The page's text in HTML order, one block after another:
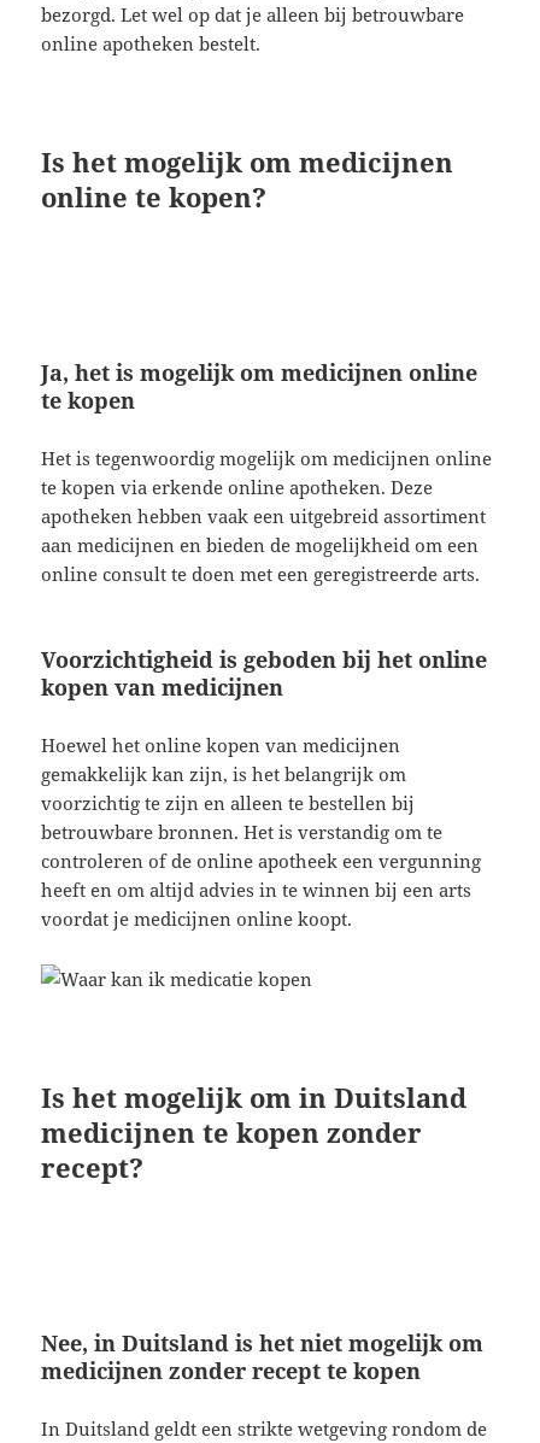
bezorgd. Let wel op dat je alleen bij betrouwbare
online apotheken bestelt.
Is het mogelijk om medicijnen
online te kopen?
Ja, het is mogelijk om medicijnen online
te kopen
Het is tegenwoordig mogelijk om medicijnen online
te kopen via erkende online apotheken. Deze
apotheken hebben vaak een uitgebreid assortiment
aan medicijnen en bieden de mogelijkheid om een
online consult te doen met een geregistreerde arts.
Voorzichtigheid is geboden bij het online
kopen van medicijnen
Hoewel het online kopen van medicijnen
gemakkelijk kan zijn, is het belangrijk om
voorzichtig te zijn en alleen te bestellen bij
betrouwbare bronnen. Het is verstandig om te
controleren of de online apotheek een vergunning
heeft en om altijd advies in te winnen bij een arts
voordat je medicijnen online koopt.
Is het mogelijk om in Duitsland
medicijnen te kopen zonder
recept?
Nee, in Duitsland is het niet mogelijk om
medicijnen zonder recept te kopen
In Duitsland geldt een strikte wetgeving rondom de